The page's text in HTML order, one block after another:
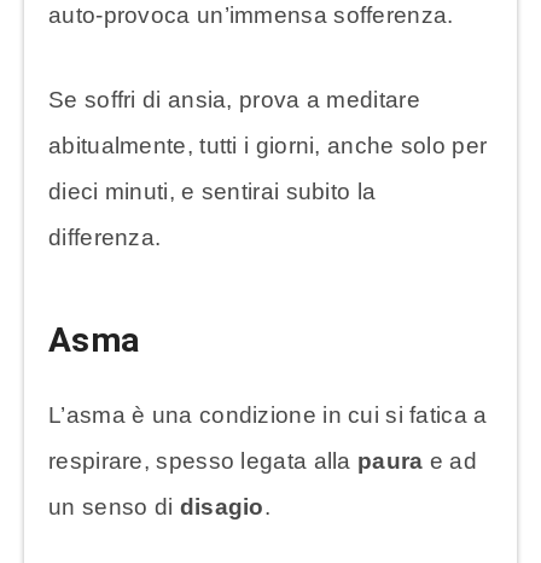
auto-provoca un’immensa sofferenza.
Se soffri di ansia, prova a meditare
abitualmente, tutti i giorni, anche solo per
dieci minuti, e sentirai subito la
differenza.
Asma
L’asma è una condizione in cui si fatica a
respirare, spesso legata alla paura e ad
un senso di disagio.